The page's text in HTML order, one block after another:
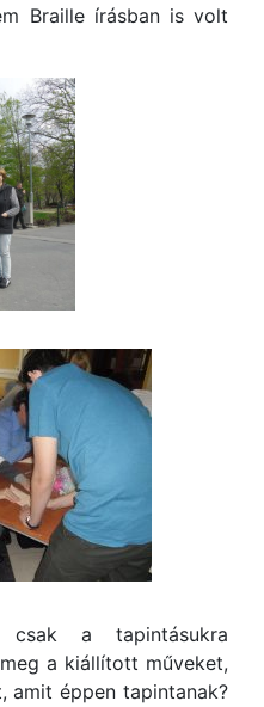
Braille írásban is volt
a tapintásukra
a kiállított műveket,
amit éppen tapintanak?